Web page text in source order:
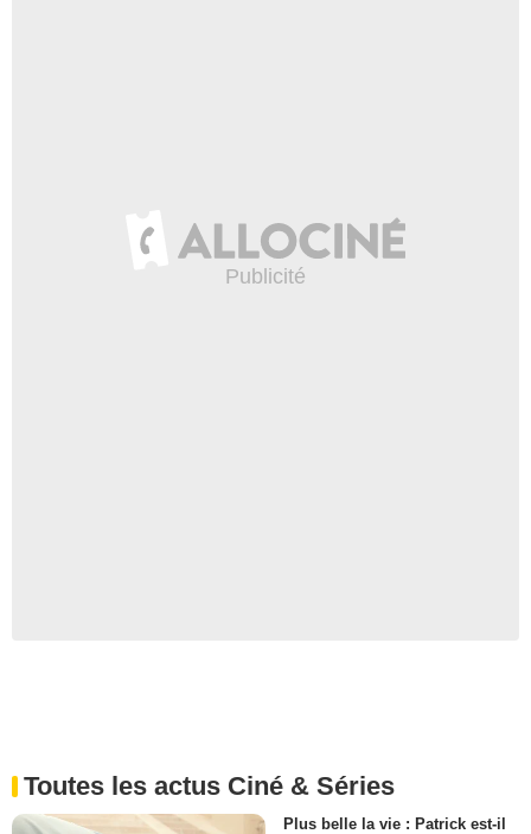
Toutes les actus Ciné & Séries
Plus belle la vie : Patrick est-il